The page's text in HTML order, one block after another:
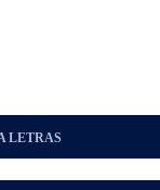
LETRAS